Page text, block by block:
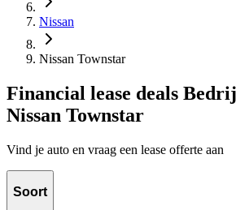
Nissan
Nissan Townstar
Financial lease deals
Nissan Townstar
Vind je auto en vraag een lease offerte aan
Soort